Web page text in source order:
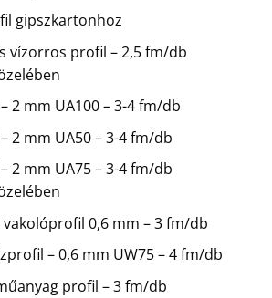
gipszkartonhoz
vízorros profil – 2,5 fm/db
2 mm UA100 – 3-4 fm/db
2 mm UA50 – 3-4 fm/db
2 mm UA75 – 3-4 fm/db
vakolóprofil 0,6 mm – 3 fm/db
– 0,6 mm UW75 – 4 fm/db
profil – 3 fm/db